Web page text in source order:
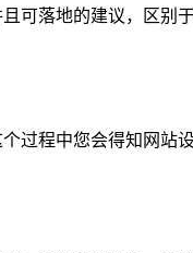
可落地的建议，区别
过程中您会得知网站